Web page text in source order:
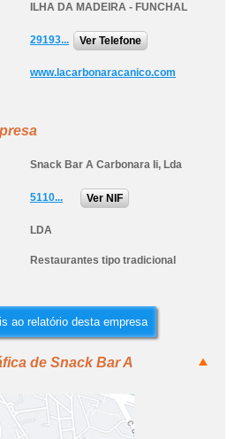
ILHA DA MADEIRA - FUNCHAL
29193... Ver Telefone
www.lacarbonaracanico.com
Snack Bar A Carbonara Ii, Lda
5110... Ver NIF
LDA
Restaurantes tipo tradicional
ao relatório desta empresa
de Snack Bar A